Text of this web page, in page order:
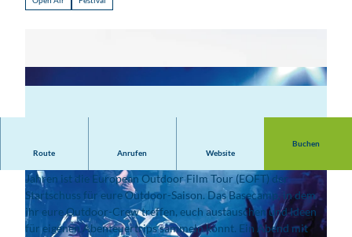
Route Anrufen Website
Buchen
Jahren ist die European Outdoor Film Tour (EOFT) der
Startschuss für eure Outdoor-Saison. Das Basecamp, in dem
ihr eure Outdoor-Crew treffen, euch austauschen und Ideen
für eigenen Abenteuertrips sammeln könnt. Ein Abend mit